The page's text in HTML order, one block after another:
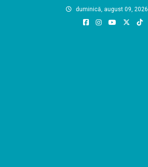
duminică, august 09, 2026